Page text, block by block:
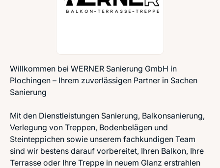
Willkommen bei WERNER Sanierung GmbH in
Plochingen – Ihrem zuverlässigen Partner in Sachen
Sanierung
Mit den Dienstleistungen Sanierung, Balkonsanierung,
Verlegung von Treppen, Bodenbelägen und
Steinteppichen sowie unserem fachkundigen Team
sind wir bestens darauf vorbereitet, Ihren Balkon, Ihre
Terrasse oder Ihre Treppe in neuem Glanz erstrahlen